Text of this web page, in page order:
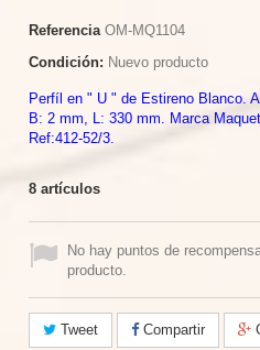
Referencia OM-MQ1104
Condición: Nuevo producto
Perfíl en " U " de Estireno Blanco.
B: 2 mm, L: 330 mm. Marca
Ref:412-52/3.
8 artículos
No hay puntos de
producto.
Tweet Compartir